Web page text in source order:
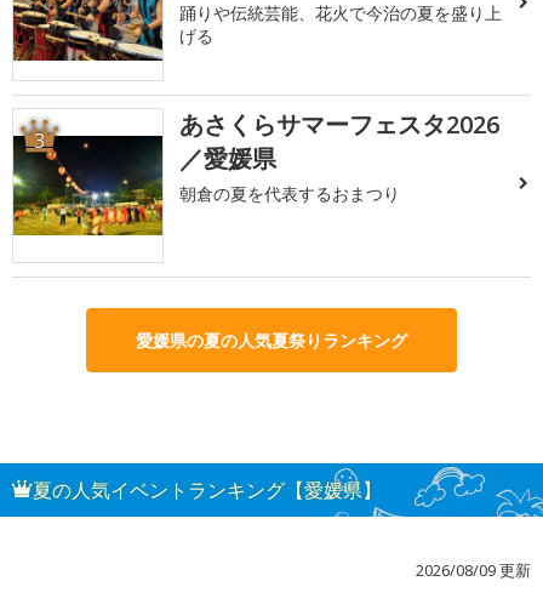
踊りや伝統芸能、花火で今治の夏を盛り上
げる
3
あさくらサマーフェスタ2026
／愛媛県
朝倉の夏を代表するおまつり
愛媛県の夏の人気夏祭りランキング
夏の人気イベントランキング【愛媛県】
2026/08/09 更新